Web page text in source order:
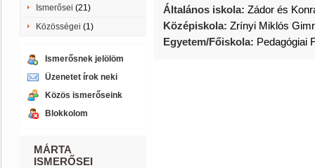
Ismerősei (21)
Közösségei (1)
Ismerősnek jelölöm
Üzenetet írok neki
Közös ismerőseink
Blokkolom
MÁRTA
ISMERŐSEI
Általános iskola: Zádor és
Középiskola: Zrínyi Miklós
Egyetem/Főiskola: Pedagógiai